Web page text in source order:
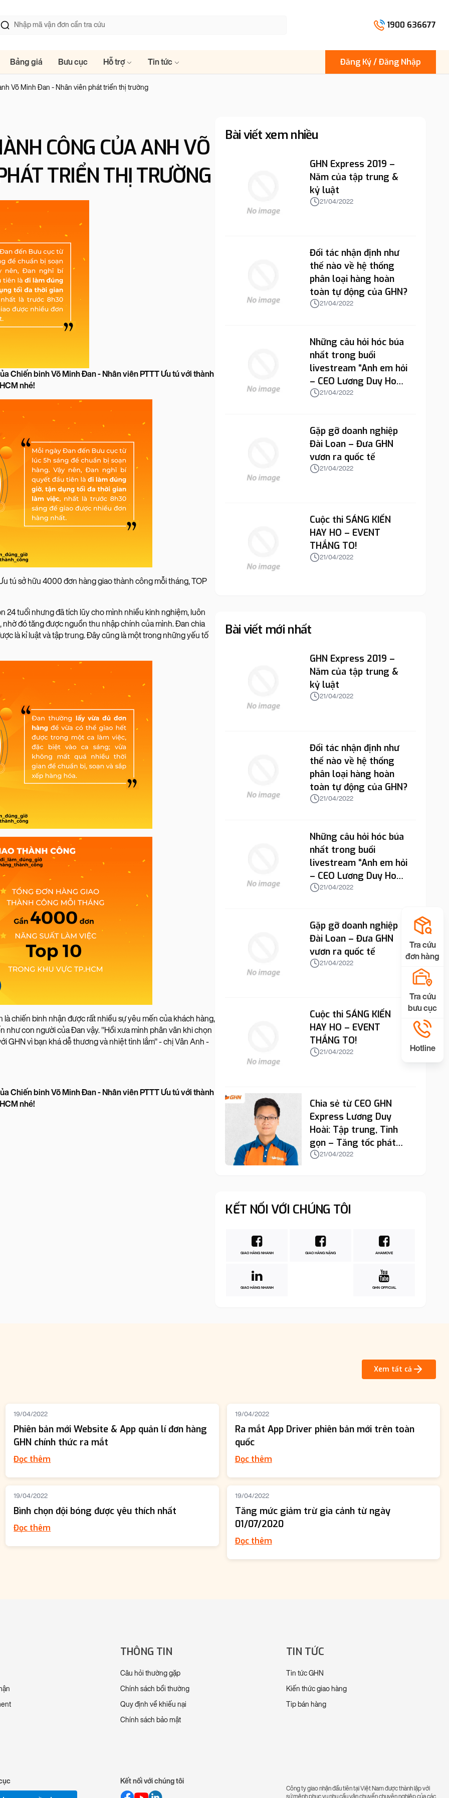
1900 636677
Bảng giá Bưu cục Hỗ trợ Tin tức Đăng Ký / Đăng Nhập
Võ Minh Đan - Nhân viên phát triển thị trường
CÔNG CỦA ANH VÕ
TRIỂN THỊ TRƯỜNG
Chiến binh Võ Minh Đan - Nhân viên PTTT Ưu tú với thành
nhé!
tú sở hữu 4000 đơn hàng giao thành công mỗi tháng, TOP
24 tuổi nhưng đã tích lũy cho mình nhiều kinh nghiệm, luôn
đó tăng được nguồn thu nhập chính của mình. Đan chia
là kỉ luật và tập trung. Đây cũng là một trong những yếu tố
chiến binh nhận được rất nhiều sự yêu mến của khách hàng,
như con người của Đan vậy. "Hồi xưa mình phân vân khi chọn
GHN vì bạn khá dễ thương và nhiệt tình lắm" - chị Vân Anh -
Chiến binh Võ Minh Đan - Nhân viên PTTT Ưu tú với thành
nhé!
Bài viết xem nhiều
GHN Express 2019 –
Năm của tập trung &
kỷ luật
21/04/2022
Đối tác nhận định như
thế nào về hệ thống
phân loại hàng hoàn
toàn tự động của GHN?
21/04/2022
Những câu hỏi hóc búa
nhất trong buổi
livestream “Anh em hỏi
– CEO Lương Duy Hoài
trả lời”
21/04/2022
Gặp gỡ doanh nghiệp
Đài Loan – Đưa GHN
vươn ra quốc tế
21/04/2022
Cuộc thi SÁNG KIẾN
HAY HO – EVENT
THẮNG TO!
21/04/2022
Bài viết mới nhất
GHN Express 2019 –
Năm của tập trung &
kỷ luật
21/04/2022
Đối tác nhận định như
thế nào về hệ thống
phân loại hàng hoàn
toàn tự động của GHN?
21/04/2022
Những câu hỏi hóc búa
nhất trong buổi
livestream “Anh em hỏi
– CEO Lương Duy Hoài
trả lời”
21/04/2022
Gặp gỡ doanh nghiệp
Đài Loan – Đưa GHN
vươn ra quốc tế
21/04/2022
Cuộc thi SÁNG KIẾN
HAY HO – EVENT
THẮNG TO!
21/04/2022
Chia sẻ từ CEO GHN
Express Lương Duy
Hoài: Tập trung, Tinh
gọn – Tăng tốc phát
triển!
21/04/2022
KẾT NỐI VỚI CHÚNG TÔI
GIAO HÀNG NHANH GIAO HÀNG NẶNG AHAMOVE
GIAO HÀNG NHANH GHN OFFICIAL
Xem tất cả
19/04/2022
Phiên bản mới Website & App quản lí đơn hàng
GHN chính thức ra mắt
Đọc thêm
19/04/2022
Ra mắt App Driver phiên bản mới trên toàn
quốc
Đọc thêm
19/04/2022
Bình chọn đội bóng được yêu thích nhất
Đọc thêm
19/04/2022
Tăng mức giảm trừ gia cảnh từ ngày
01/07/2020
Đọc thêm
THÔNG TIN
Câu hỏi thường gặp
Chính sách bồi thường
Quy định về khiếu nại
Chính sách bảo mật
TIN TỨC
Tin tức GHN
Kiến thức giao hàng
Tip bán hàng
Kết nối với chúng tôi
Công ty giao nhận đầu tiên tại Việt Nam được thành lập với
sứ mệnh phục vụ nhu cầu vận chuyển chuyên nghiệp của các
Tra cứu
đơn hàng
Tra cứu
bưu cục
Hotline